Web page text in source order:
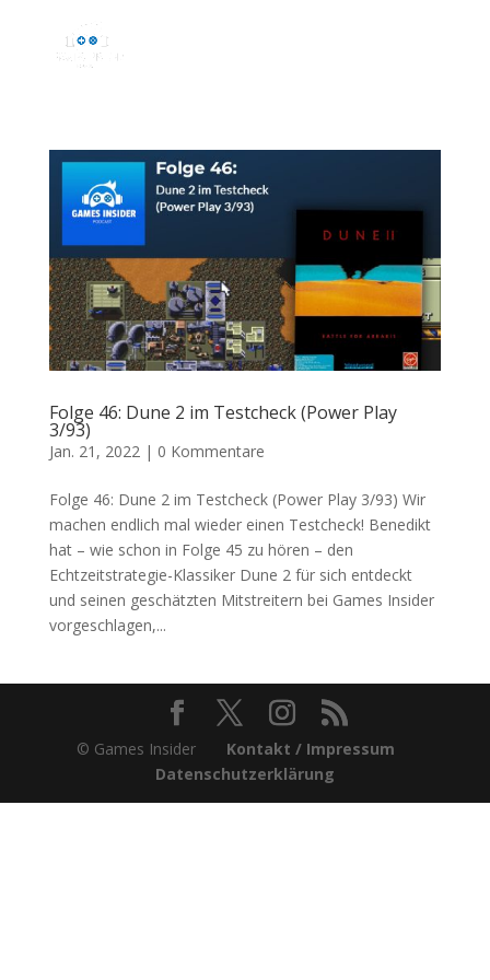
Folge 46: Dune 2 im Testcheck (Power Play
3/93)
Jan. 21, 2022 | 0 Kommentare
Folge 46: Dune 2 im Testcheck (Power Play 3/93) Wir
machen endlich mal wieder einen Testcheck! Benedikt
hat – wie schon in Folge 45 zu hören – den
Echtzeitstrategie-Klassiker Dune 2 für sich entdeckt
und seinen geschätzten Mitstreitern bei Games Insider
vorgeschlagen,...
© Games Insider Kontakt / Impressum
Datenschutzerklärung